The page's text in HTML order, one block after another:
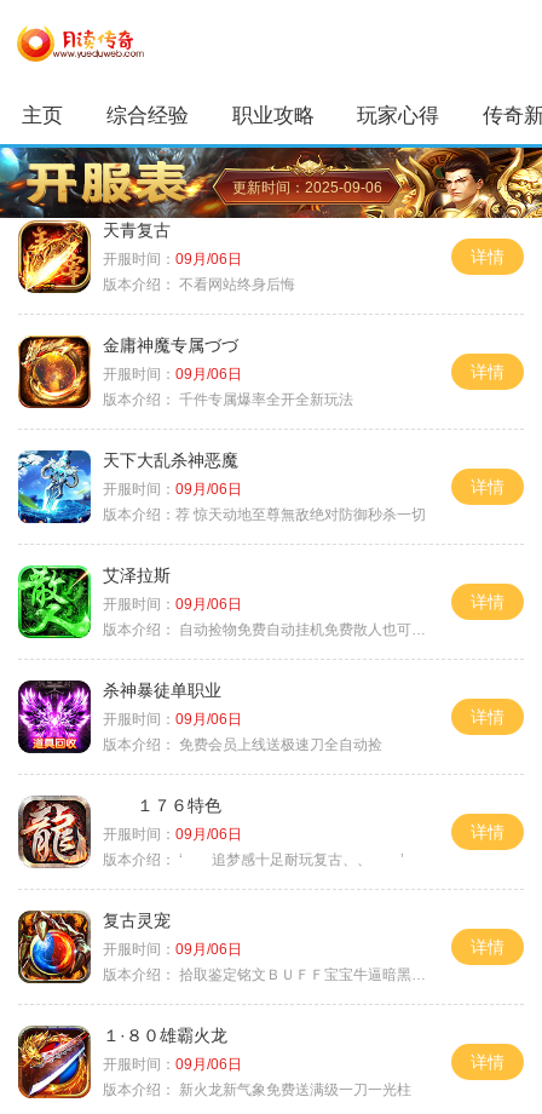
主页 综合经验 职业攻略 玩家心得 传奇
更新时间：2025-09-06
天青复古
开服时间： 09月/06日
版本介绍： 不看网站终身后悔
详情
金庸神魔专属づづ
开服时间： 09月/06日
版本介绍： 千件专属爆率全开全新玩法
详情
天下大乱杀神恶魔
开服时间： 09月/06日
版本介绍： 荐 惊天动地至尊無敌绝对防御秒杀一切
详情
艾泽拉斯
开服时间： 09月/06日
版本介绍：
自动捡物免费自动挂机免费散人也可毕业
详情
杀神暴徒单职业
开服时间： 09月/06日
版本介绍： 免费会员上线送极速刀全自动捡
详情
１７６特色
开服时间： 09月/06日
版本介绍： ‘ 追梦感十足耐玩复古、、 ’
详情
复古灵宠
开服时间： 09月/06日
版本介绍： 拾取鉴定铭文ＢＵＦＦ宝宝牛逼暗黑属性
详情
１·８０雄霸火龙
开服时间： 09月/06日
版本介绍：
新火龙新气象免费送满级一刀一光柱
详情